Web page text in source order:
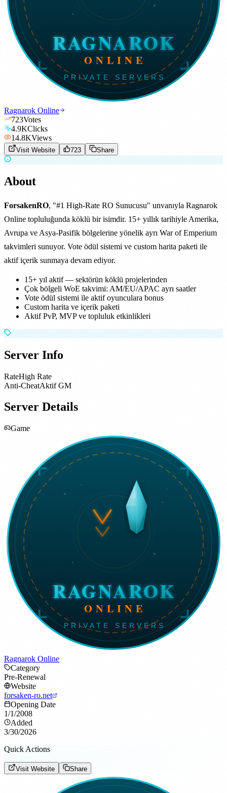
Ragnarok Online
723Votes
4.9KClicks
14.8KViews
Visit Website 723 Share
About
ForsakenRO, "#1 High-Rate RO Sunucusu" unvanıyla Ragnarok
Online topluluğunda köklü bir isimdir. 15+ yıllık tarihiyle Amerika,
Avrupa ve Asya-Pasifik bölgelerine yönelik ayrı War of Emperium
takvimleri sunuyor. Vote ödül sistemi ve custom harita paketi ile
aktif içerik sunmaya devam ediyor.
15+ yıl aktif — sektörün köklü projelerinden
Çok bölgeli WoE takvimi: AM/EU/APAC ayrı saatler
Vote ödül sistemi ile aktif oyunculara bonus
Custom harita ve içerik paketi
Aktif PvP, MVP ve topluluk etkinlikleri
Server Info
RateHigh Rate
Anti-CheatAktif GM
Server Details
Game
Ragnarok Online
Category
Pre-Renewal
Website
forsaken-ro.net
Opening Date
1/1/2008
Added
3/30/2026
Quick Actions
Visit Website Share